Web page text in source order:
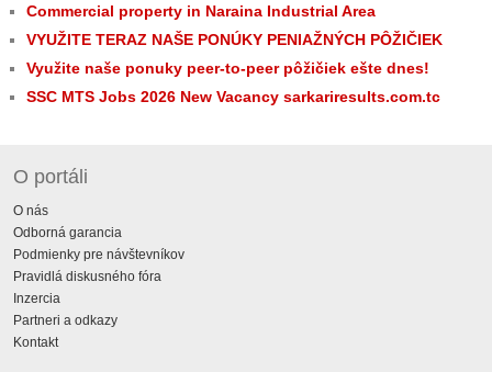
Commercial property in Naraina Industrial Area
VYUŽITE TERAZ NAŠE PONÚKY PENIAŽNÝCH PÔŽIČIEK
Využite naše ponuky peer-to-peer pôžičiek ešte dnes!
SSC MTS Jobs 2026 New Vacancy sarkariresults.com.tc
O portáli
O nás
Odborná garancia
Podmienky pre návštevníkov
Pravidlá diskusného fóra
Inzercia
Partneri a odkazy
Kontakt